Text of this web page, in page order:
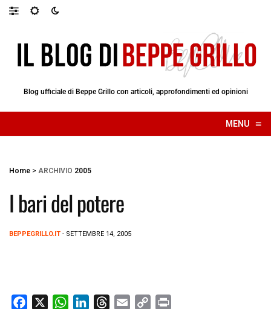
Blog ufficiale di Beppe Grillo con articoli, approfondimenti ed opinioni
MENU ≡
☰
Home > ARCHIVIO 2005
I bari del potere
BEPPEGRILLO.IT - SETTEMBRE 14, 2005
W